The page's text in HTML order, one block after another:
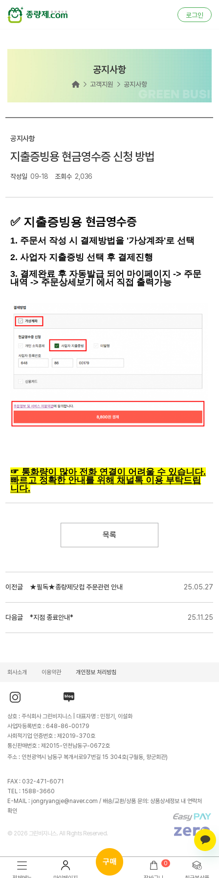
로그인
공지사항
홈 고객지원  공지사항
공지사항
지출증빙용 현금영수증 신청 방법
작성일 09-18 조회수 2,036
✅ 지출증빙용 현금영수증
1. 주문서 작성 시 결제방법을 '가상계좌'로 선택
2. 사업자 지출증빙 선택 후 결제진행
3. 결제완료 후 자동발급 되어 마이페이지 -> 주문
내역 -> 주문상세보기 에서 직접 출력가능
☞ 통화량이 많아 전화 연결이 어려울 수 있습니다.
빠르고 정확한 안내를 위해 채널톡 이용 부탁드립
니다.
목록
이전글 ★필독★종량제닷컴 주문관련 안내 25.05.27
다음글 *지점 종료안내* 25.11.25
회사소개 이용약관 개인정보 처리방침
인
스
그
램
바
로
가
바
로
가
기
블
로
바
로
가
기
상호 : 주식회사 그린비지니스 | 대표자명 : 민정기, 이설화
사업자등록번호 : 648-86-00179
사회적기업 인증번호 : 제2019-370호
통신판매번호 : 제2015-인천남동구-0672호
주소 : 인천광역시 남동구 복개서로97번길 15 304호(구월동, 향군회관)
FAX : 032-471-6071
TEL : 1588-3660
E-MAIL : jongryangje@naver.com / 배송/교환/상품 문의: 상품상세정보 내 연락처
확인
© 2026 그린비지니스. All Rights Reserved.
구
매
0